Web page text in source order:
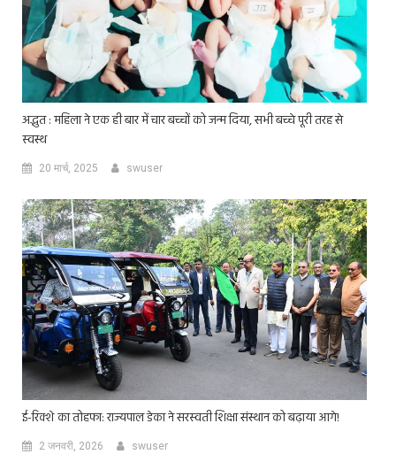
अद्भुत : महिला ने एक ही बार में चार बच्चों को जन्म दिया, सभी बच्चे पूरी तरह से
स्वस्थ
20 मार्च, 2025 swuser
ई-रिक्शे का तोहफा: राज्यपाल डेका ने सरस्वती शिक्षा संस्थान को बढ़ाया आगे!
2 जनवरी, 2026 swuser